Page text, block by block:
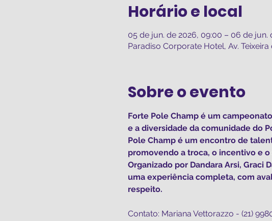
Horário e local
05 de jun. de 2026, 09:00 – 06 de jun.
Paradiso Corporate Hotel, Av.
Sobre o evento
Forte Pole Champ é um
e a diversidade da comunidade do
Pole Champ é um encontro de
promovendo a troca, o incentivo e
Organizado por Dandara Arsi, Graci
uma experiência completa, com
respeito.
Contato: Mariana Vettorazzo - (21)